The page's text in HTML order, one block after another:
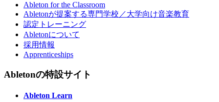
Ableton for the Classroom
Abletonが提案する専門学校／大学向け音楽教育
認定トレーニング
Abletonについて
採用情報
Apprenticeships
Abletonの特設サイト
Ableton Learn